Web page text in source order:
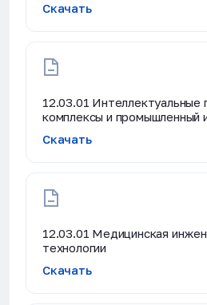
Скачать
12.03.01 Интеллектуальные
комплексы и промышленный
Скачать
12.03.01 Медицинская
технологии
Скачать